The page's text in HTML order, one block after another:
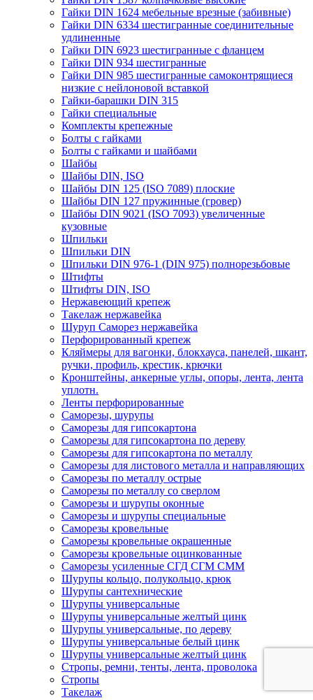
Гайки DIN 1624 мебельные врезные (забивные)
Гайки DIN 6334 шестигранные соединительные
удлиненные
Гайки DIN 6923 шестигранные с фланцем
Гайки DIN 934 шестигранные
Гайки DIN 985 шестигранные самоконтрящиеся
низкие с нейлоновой вставкой
Гайки-барашки DIN 315
Гайки специальные
Комплекты крепежные
Болты с гайками
Болты с гайками и шайбами
Шайбы
Шайбы DIN, ISO
Шайбы DIN 125 (ISO 7089) плоские
Шайбы DIN 127 пружинные (гровер)
Шайбы DIN 9021 (ISO 7093) увеличенные
кузовные
Шпильки
Шпильки DIN
Шпильки DIN 976-1 (DIN 975) полнорезьбовые
Штифты
Штифты DIN, ISO
Нержавеющий крепеж
Такелаж нержавейка
Шуруп Саморез нержавейка
Перфорированный крепеж
Кляймеры для вагонки, блокхауса, панелей, шкант,
ручки, профиль, крестик, крючки
Кронштейны, анкерные углы, опоры, лента, лента
уплотн.
Ленты перфорированные
Саморезы, шурупы
Саморезы для гипсокартона
Саморезы для гипсокартона по дереву
Саморезы для гипсокартона по металлу
Саморезы для листового металла и направляющих
Саморезы по металлу острые
Саморезы по металлу со сверлом
Саморезы и шурупы оконные
Саморезы и шурупы специальные
Саморезы кровельные
Саморезы кровельные окрашенные
Саморезы кровельные оцинкованные
Саморезы усиленные СГД СГМ СММ
Шурупы кольцо, полукольцо, крюк
Шурупы сантехнические
Шурупы универсальные
Шурупы универсальные желтый цинк
Шурупы универсальные, по дереву
Шурупы универсальные белый цинк
Шурупы универсальные желтый цинк
Стропы, ремни, тенты, лента, проволока
Стропы
Такелаж